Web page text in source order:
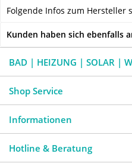
Folgende Infos zum Hersteller
Kunden haben sich ebenfalls
BAD | HEIZUNG | SOLAR |
Shop Service
Informationen
Hotline & Beratung